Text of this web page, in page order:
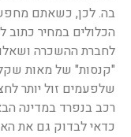
בה. לכן, כשאתם
לחברת ההשכרה
"קנסות" של מאות
שלפעמים זול יותר
רכב בנפרד במדינה
כדאי לבדוק גם את